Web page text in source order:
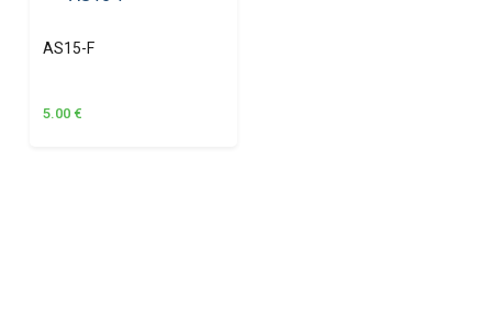
AS15-F
5.00 €